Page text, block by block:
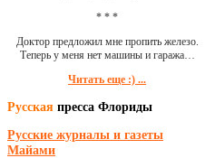
* * *
Доктор предложил мне пропить железо.
Теперь у меня нет машины и гаража…
Читать еще :) ...
Русская пресса Флориды
Русские журналы и газеты
Майами